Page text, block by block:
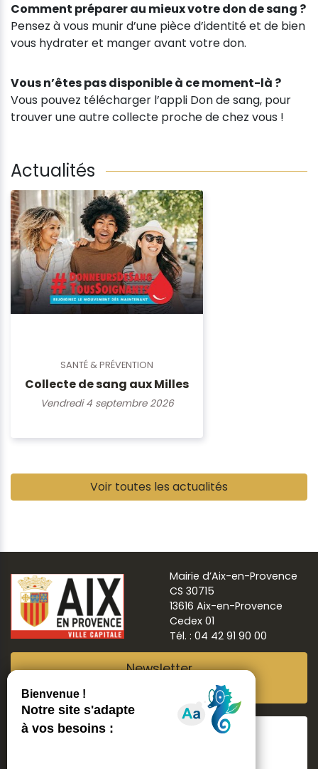
Comment préparer au mieux votre don de sang ?
Pensez à vous munir d’une pièce d’identité et de bien
vous hydrater et manger avant votre don.
Vous n’êtes pas disponible à ce moment-là ?
Vous pouvez télécharger l’appli Don de sang, pour
trouver une autre collecte proche de chez vous !
Actualités
SANTÉ & PRÉVENTION
Collecte de sang aux Milles
Vendredi 4 septembre 2026
Voir toutes les actualités
Mairie d’Aix-en-Provence
CS 30715
13616 Aix-en-Provence
Cedex 01
Tél. : 04 42 91 90 00
Newsletter
Suivre Aix ma ville